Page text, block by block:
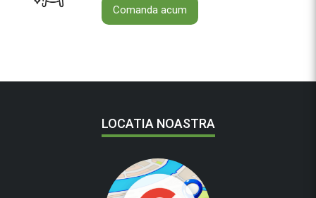
Comanda acum
LOCATIA NOASTRA